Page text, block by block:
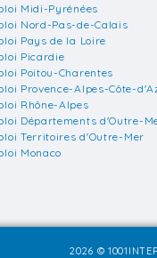
Midi-Pyrénées
Nord-Pas-de-Calais
Pays de la Loire
Picardie
Poitou-Charentes
Provence-Alpes-Côte-
Rhône-Alpes
Départements d'Outre-
Territoires d'Outre-Mer
Monaco
2026 ©